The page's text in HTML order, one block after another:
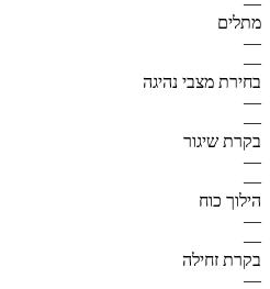
מתלים
—
—
בחירת מצבי נהיגה
—
—
בקרת שיגור
—
—
הילוך כוח
—
—
בקרת זחילה
—